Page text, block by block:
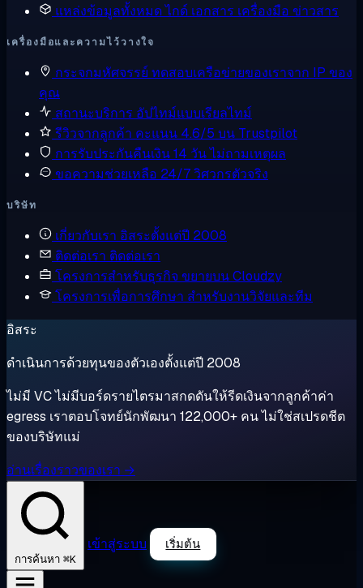
แหล่งข้อมูลทั้งหมดไกด์ เอกสาร เครื่องมือ ข่าวสาร
เครื่องมือและความไว้วางใจ
กระจกมหัศจรรย์ ทดสอบเครือข่ายของเราจาก IP ของ
คุณ
สถานะบริการ อัปไทม์แบบเรียลไทม์
รีวิวจากลูกค้า คะแนน 4.6/5 บน Trustpilot
การรับประกันคืนเงิน14 วัน ไม่ถามเหตุผล
ขอความช่วยเหลือ 24/7 วิศวกรตัวจริง
บริษัท
เกี่ยวกับเรา อิสระตั้งแต่ปี 2008
ติดต่อเรา ติดต่อเรา
โครงการสำหรับธุรกิจ ขยายบน Cloudzy
โครงการเพื่อการศึกษา สำหรับงานวิจัยและทีม
อิสระ
ดำเนินการด้วยทุนของตัวเองตั้งแต่ปี 2008
ไม่มี VC ไม่มีบอร์ดรายไตรมาสกดดันให้รีดเงินจากลูกค้าค่า
egress เราตอบโจทย์นักพัฒนา 122,000+ คน ไม่ใช่สเปรดชีต
ของบริษัทแม่
อ่านเรื่องราวของเรา →
การค้นหา ⌘K
เข้าสู่ระบบ เริ่มต้น